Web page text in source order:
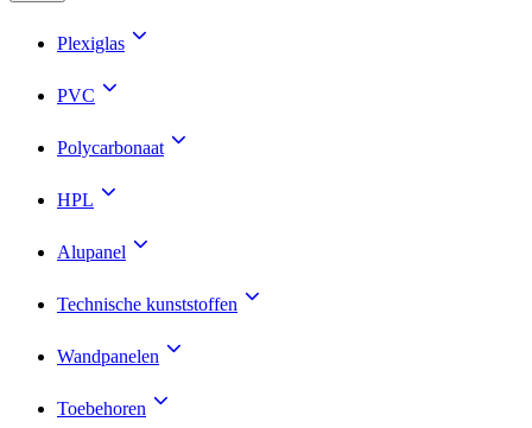
Plexiglas
PVC
Polycarbonaat
HPL
Alupanel
Technische kunststoffen
Wandpanelen
Toebehoren